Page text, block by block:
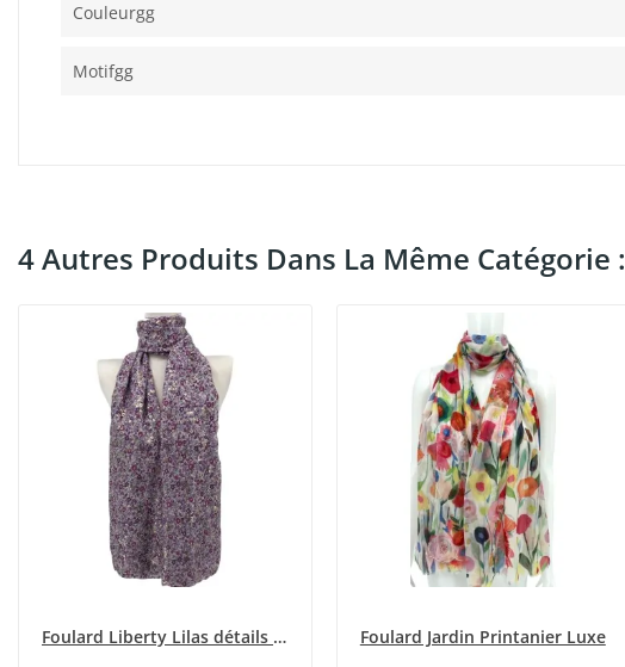
Couleurgg
Motifgg
4 Autres Produits Dans La Même Catégorie :
Foulard Liberty Lilas détails Doré Floral Foulard Jardin Printanier Luxe